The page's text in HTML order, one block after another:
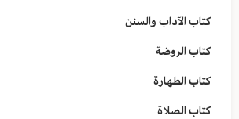
كتاب الآداب والسنن
كتاب الروضة
كتاب الطهارة
كتاب الصلاة